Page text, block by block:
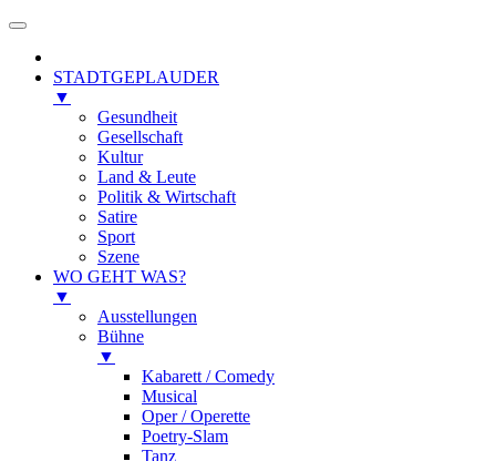
STADTGEPLAUDER
▼
Gesundheit
Gesellschaft
Kultur
Land & Leute
Politik & Wirtschaft
Satire
Sport
Szene
WO GEHT WAS?
▼
Ausstellungen
Bühne
▼
Kabarett / Comedy
Musical
Oper / Operette
Poetry-Slam
Tanz